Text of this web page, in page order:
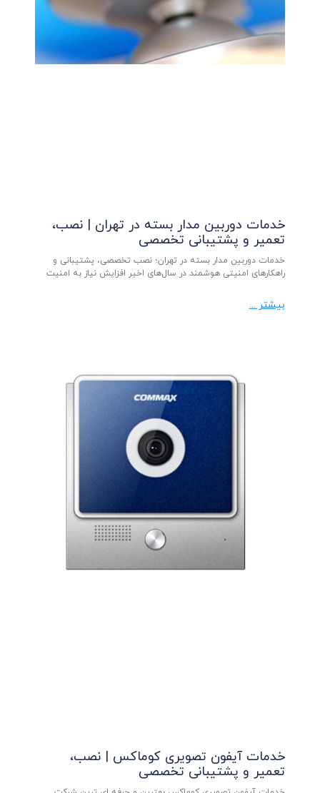
خدمات دوربین مدار بسته در تهران | نصب،
تعمیر و پشتیبانی تخصصی
خدمات دوربین مدار بسته در تهران؛ نصب تخصصی، پشتیبانی و
راهکارهای امنیتی هوشمند در سال‌های اخیر افزایش نیاز به امنیت
بیشتر ...
خدمات آیفون تصویری کوماکس | نصب،
تعمیر و پشتیبانی تخصصی